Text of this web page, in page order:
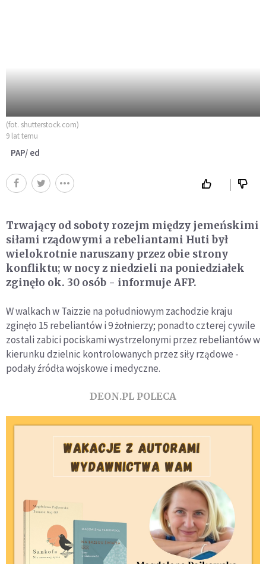
(fot. shutterstock.com)
9 lat temu
PAP/ ed
Trwający od soboty rozejm między jemeńskimi
siłami rządowymi a rebeliantami Huti był
wielokrotnie naruszany przez obie strony
konfliktu; w nocy z niedzieli na poniedziałek
zginęło ok. 30 osób - informuje AFP.
W walkach w Taizzie na południowym zachodzie kraju
zginęło 15 rebeliantów i 9 żołnierzy; ponadto czterej cywile
zostali zabici pociskami wystrzelonymi przez rebeliantów w
kierunku dzielnic kontrolowanych przez siły rządowe -
podały źródła wojskowe i medyczne.
DEON.PL POLECA